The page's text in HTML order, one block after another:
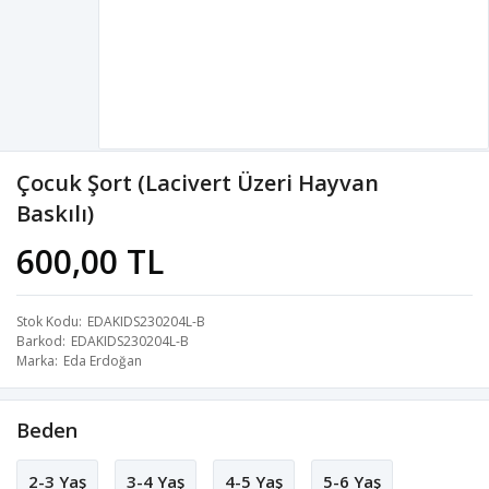
Çocuk Şort (Lacivert Üzeri Hayvan
Baskılı)
600,00 TL
Stok Kodu EDAKIDS230204L-B
Barkod EDAKIDS230204L-B
Marka Eda Erdoğan
Beden
2-3 Yaş 3-4 Yaş 4-5 Yaş 5-6 Yaş